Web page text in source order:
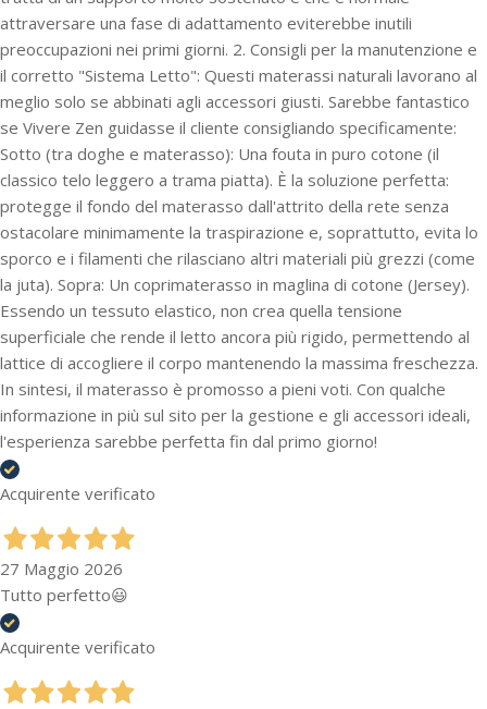
attraversare una fase di adattamento eviterebbe inutili
preoccupazioni nei primi giorni. 2. Consigli per la manutenzione e
il corretto "Sistema Letto": Questi materassi naturali lavorano al
meglio solo se abbinati agli accessori giusti. Sarebbe fantastico
se Vivere Zen guidasse il cliente consigliando specificamente:
Sotto (tra doghe e materasso): Una fouta in puro cotone (il
classico telo leggero a trama piatta). È la soluzione perfetta:
protegge il fondo del materasso dall'attrito della rete senza
ostacolare minimamente la traspirazione e, soprattutto, evita lo
sporco e i filamenti che rilasciano altri materiali più grezzi (come
la juta). Sopra: Un coprimaterasso in maglina di cotone (Jersey).
Essendo un tessuto elastico, non crea quella tensione
superficiale che rende il letto ancora più rigido, permettendo al
lattice di accogliere il corpo mantenendo la massima freschezza.
In sintesi, il materasso è promosso a pieni voti. Con qualche
informazione in più sul sito per la gestione e gli accessori ideali,
l'esperienza sarebbe perfetta fin dal primo giorno!
Acquirente verificato
27 Maggio 2026
Tutto perfetto😃
Acquirente verificato